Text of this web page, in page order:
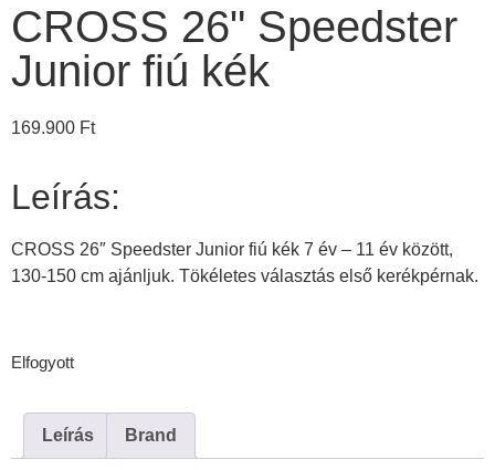
CROSS 26" Speedster
Junior fiú kék
169.900 Ft
Leírás:
CROSS 26″ Speedster Junior fiú kék 7 év – 11 év között,
130-150 cm ajánljuk. Tökéletes választás első kerékpérnak.
Elfogyott
Leírás Brand